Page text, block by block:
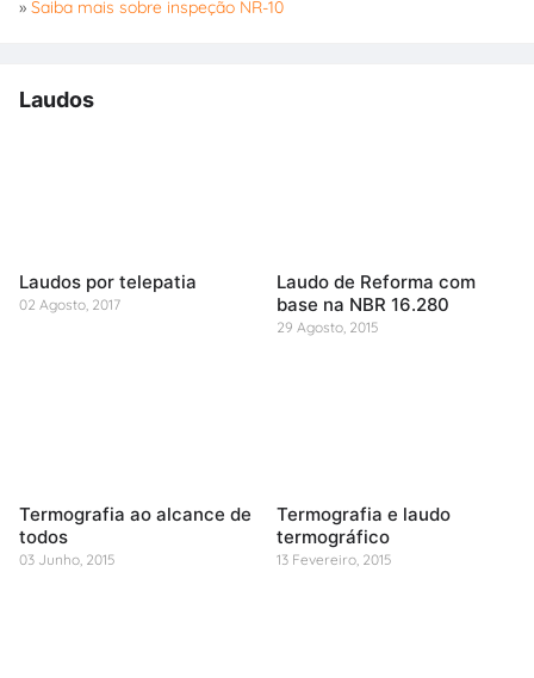
» Saiba mais sobre inspeção NR-10
Laudos
Laudos por telepatia
02 Agosto, 2017
Laudo de Reforma com
base na NBR 16.280
29 Agosto, 2015
Termografia ao alcance de
todos
03 Junho, 2015
Termografia e laudo
termográfico
13 Fevereiro, 2015